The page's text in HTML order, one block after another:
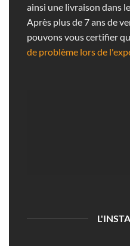
ainsi une livraison dans
Après plus de 7 ans de
pouvons vous certifier
de problème lors de